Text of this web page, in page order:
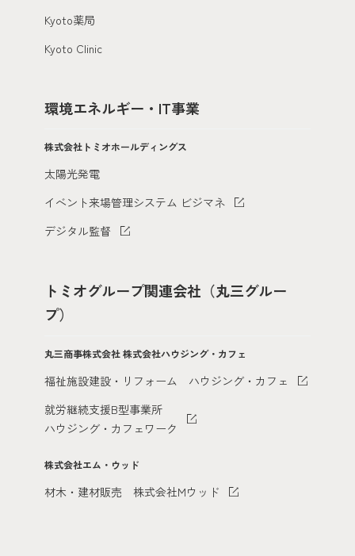
Kyoto薬局
Kyoto Clinic
環境エネルギー・IT事業
株式会社トミオホールディングス
太陽光発電
イベント来場管理システム ビジマネ
デジタル監督
トミオグループ関連会社（丸三グルー
プ）
丸三商事株式会社株式会社ハウジング・カフェ
福祉施設建設・リフォーム ハウジング・カフェ
就労継続支援B型事業所
ハウジング・カフェワーク
株式会社エム・ウッド
材木・建材販売 株式会社Mウッド